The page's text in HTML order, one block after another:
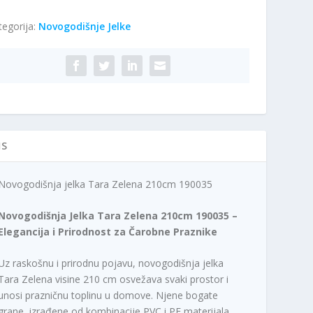
Novogodišnje Jelke
Novogodišnja jelka Tara Zelena 210cm 190035
Jelka Tara Zelena 210cm 190035 –
i Prirodnost za Čarobne Praznike
raskošnu i prirodnu pojavu, novogodišnja jelka
Zelena visine 210 cm osvežava svaki prostor i
prazničnu toplinu u domove. Njene bogate